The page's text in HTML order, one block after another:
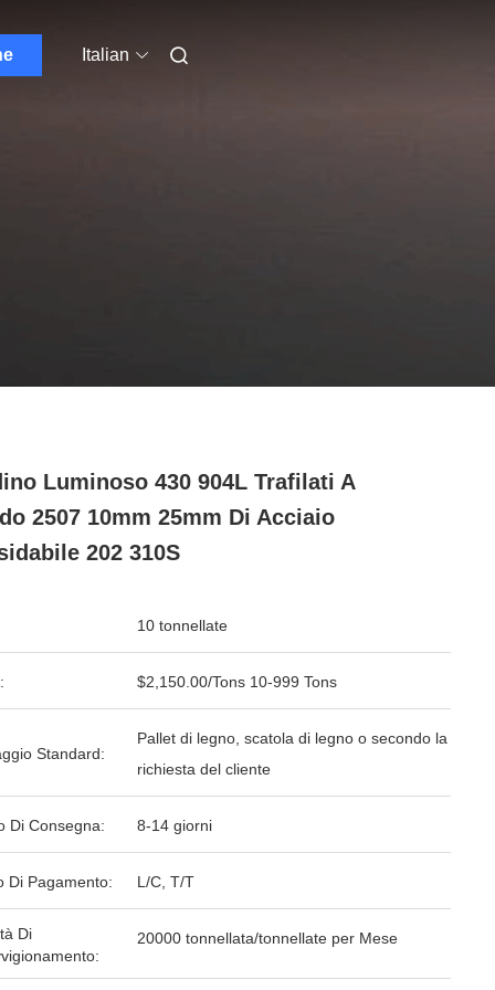
Italian
Luminoso 430 904L Trafilati A
2507 10mm 25mm Di Acciaio
202 310S
10 tonnellate
$2,150.00/Tons 10-999 Tons
Standard:
Pallet di legno, scatola di legno o secondo la
richiesta del cliente
Di Consegna: 8-14 giorni
Di Pagamento: L/C, T/T
Di
20000 tonnellata/tonnellate per Mese